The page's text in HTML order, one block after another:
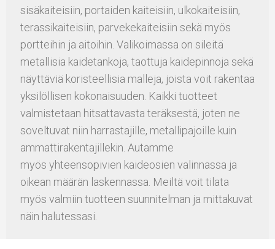
sisäkaiteisiin, portaiden kaiteisiin, ulkokaiteisiin,
terassikaiteisiin, parvekekaiteisiin sekä myös
portteihin ja aitoihin. Valikoimassa on sileitä
metallisia kaidetankoja, taottuja kaidepinnoja sekä
näyttäviä koristeellisia malleja, joista voit rakentaa
yksilöllisen kokonaisuuden. Kaikki tuotteet
valmistetaan hitsattavasta teräksestä, joten ne
soveltuvat niin harrastajille, metallipajoille kuin
ammattirakentajillekin. Autamme
myös yhteensopivien kaideosien valinnassa ja
oikean määrän laskennassa. Meiltä voit tilata
myös valmiin tuotteen suunnitelman ja mittakuvat
näin halutessasi.